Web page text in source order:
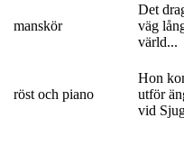
manskör
Det
väg
värld...
röst och piano
Hon
utför
vid